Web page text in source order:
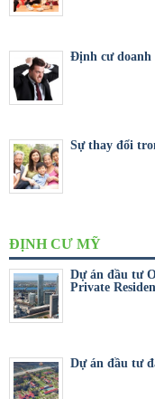
Định cư doanh
Sự thay đổi
ĐỊNH CƯ MỸ
Dự án đầu tư
Private
Dự án đầu tư